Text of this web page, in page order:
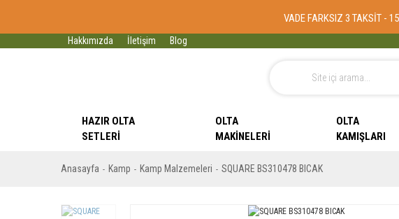
VADE FARKSIZ 3 TAKSİT -
Hakkımızda İletişim Blog
HAZIR OLTA
SETLERI
OLTA
MAKINELERI
OLTA
KAMIŞLARI
Anasayfa Kamp Kamp Malzemeleri SQUARE BS310478 BICAK